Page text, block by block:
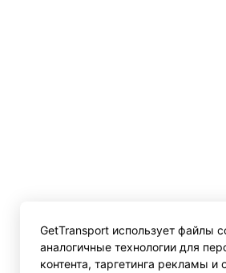
GetTransport использует файлы
аналогичные технологии для
контента, таргетинга рекламы и